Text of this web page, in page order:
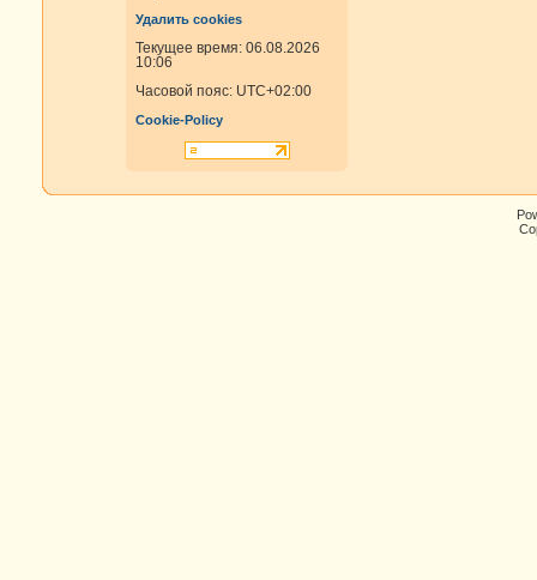
Удалить cookies
Текущее время: 06.08.2026
10:06
Часовой пояс: UTC+02:00
Cookie-Policy